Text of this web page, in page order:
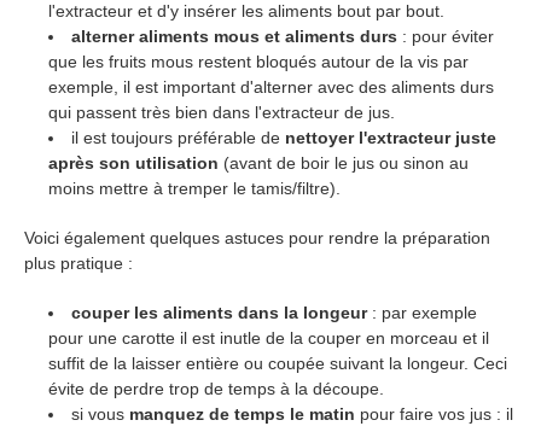
l'extracteur et d'y insérer les aliments bout par bout.
alterner aliments mous et aliments durs : pour éviter
que les fruits mous restent bloqués autour de la vis par
exemple, il est important d'alterner avec des aliments durs
qui passent très bien dans l'extracteur de jus.
il est toujours préférable de nettoyer l'extracteur juste
après son utilisation (avant de boir le jus ou sinon au
moins mettre à tremper le tamis/filtre).
Voici également quelques astuces pour rendre la préparation
plus pratique :
couper les aliments dans la longeur: par exemple
pour une carotte il est inutle de la couper en morceau et il
suffit de la laisser entière ou coupée suivant la longeur. Ceci
évite de perdre trop de temps à la découpe.
si vous manquez de temps le matin pour faire vos jus : il